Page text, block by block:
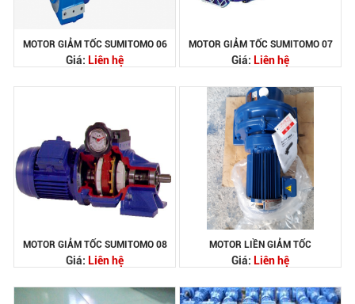
MOTOR GIẢM TỐC SUMITOMO 06
Giá: Liên hệ
MOTOR GIẢM TỐC SUMITOMO 07
Giá: Liên hệ
MOTOR GIẢM TỐC SUMITOMO 08
Giá: Liên hệ
MOTOR LIỀN GIẢM TỐC
Giá: Liên hệ